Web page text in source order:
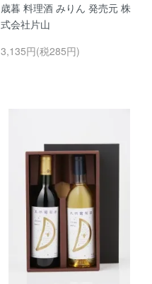
歳暮 料理酒 みりん 発売元 株
式会社片山
3,135円(税285円)